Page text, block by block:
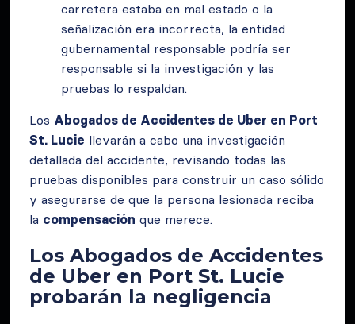
carretera estaba en mal estado o la
señalización era incorrecta, la entidad
gubernamental responsable podría ser
responsable si la investigación y las
pruebas lo respaldan.
Los Abogados de Accidentes de Uber en Port
St. Lucie llevarán a cabo una investigación
detallada del accidente, revisando todas las
pruebas disponibles para construir un caso sólido
y asegurarse de que la persona lesionada reciba
la compensación que merece.
Los Abogados de Accidentes
de Uber en Port St. Lucie
probarán la negligencia